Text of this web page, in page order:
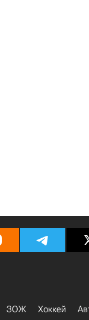
ЗОЖ Хоккей